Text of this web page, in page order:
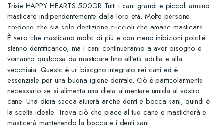
Trixie HAPPY HEARTS 500GR Tutti i cani grandi e piccoli amano
masticare indipendentemente dalla loro età. Molte persone
credono che sia solo dentizione cuccioli che amano masticare.
È vero che masticano molto di più e con meno inibizioni poiché
stanno dentificando, ma i cani continueranno a aver bisogno e
vorranno qualcosa da masticare fino all'età adulta e alla
vecchiaia. Questo è un bisogno integrato nei cani ed è
essenziale per una buona igiene dentale. Ciò è particolarmente
necessario se si alimenta una dieta alimentare umida al vostro
cane. Una dieta secca aiuterà anche denti e bocca sani, quindi è
la scelta ideale. Trova ciò che piace al tuo cane e masticherà e
masticerà mantenendo la bocca e i denti sani.